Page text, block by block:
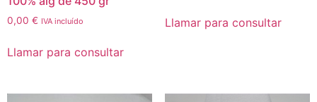
0,00 € IVA incluído
Llamar para consultar
Llamar para consultar